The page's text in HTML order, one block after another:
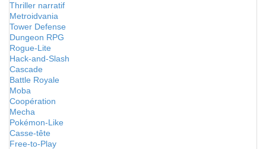
Thriller narratif
Metroidvania
Tower Defense
Dungeon RPG
Rogue-Lite
Hack-and-Slash
Cascade
Battle Royale
Moba
Coopération
Mecha
Pokémon-Like
Casse-tête
Free-to-Play